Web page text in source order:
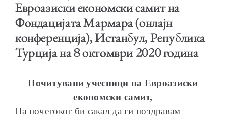
КАБИНЕТ
АКТИВНОСТИ
Евроазиски економски самит на
Фондацијата Мармара (онлајн
конференција), Истанбул, Република
Турција на 8 октомври 2020 година
Почитувани учесници на Евроазиски
економски самит,
На почетокот би сакал да ги поздравам